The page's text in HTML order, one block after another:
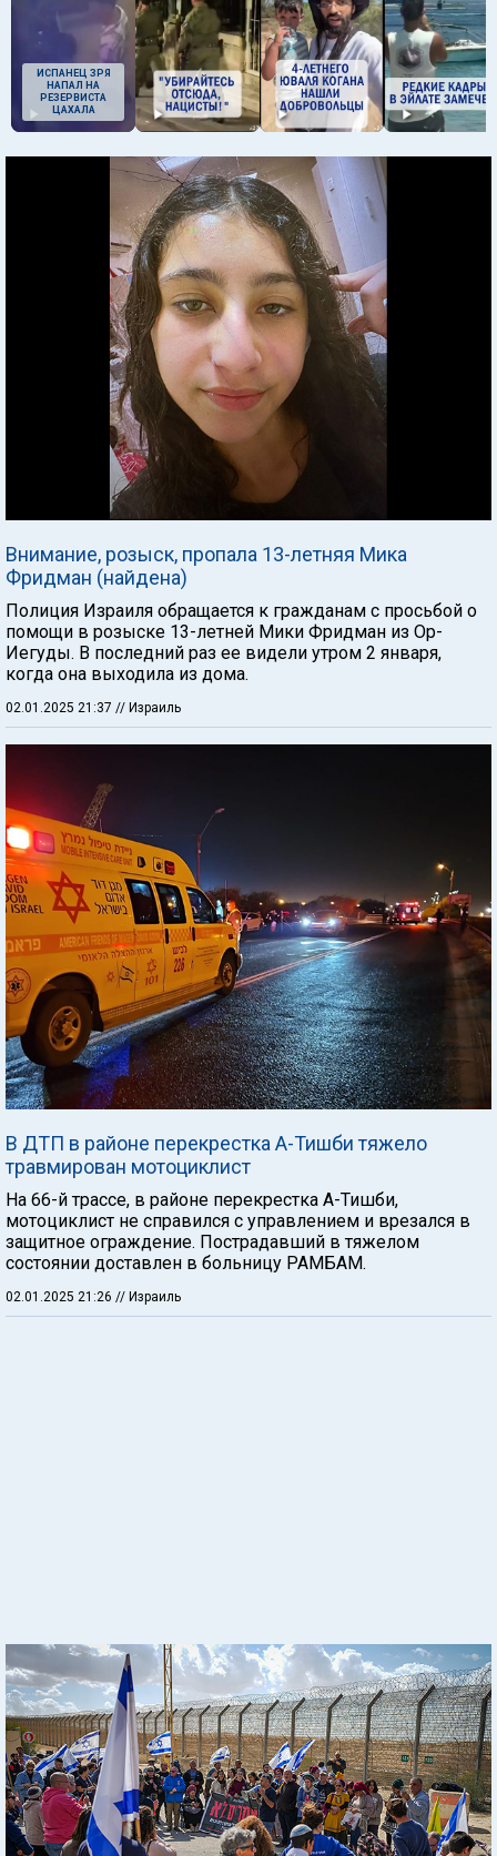
ИСПАНЕЦ ЗРЯ
НАПАЛ НА
РЕЗЕРВИСТА
ЦАХАЛА
Внимание, розыск, пропала 13-летняя Мика
Фридман (найдена)
Полиция Израиля обращается к гражданам с просьбой о
помощи в розыске 13-летней Мики Фридман из Ор-
Иегуды. В последний раз ее видели утром 2 января,
когда она выходила из дома.
02.01.2025 21:37 // Израиль
В ДТП в районе перекрестка А-Тишби тяжело
травмирован мотоциклист
На 66-й трассе, в районе перекрестка А-Тишби,
мотоциклист не справился с управлением и врезался в
защитное ограждение. Пострадавший в тяжелом
состоянии доставлен в больницу РАМБАМ.
02.01.2025 21:26 // Израиль